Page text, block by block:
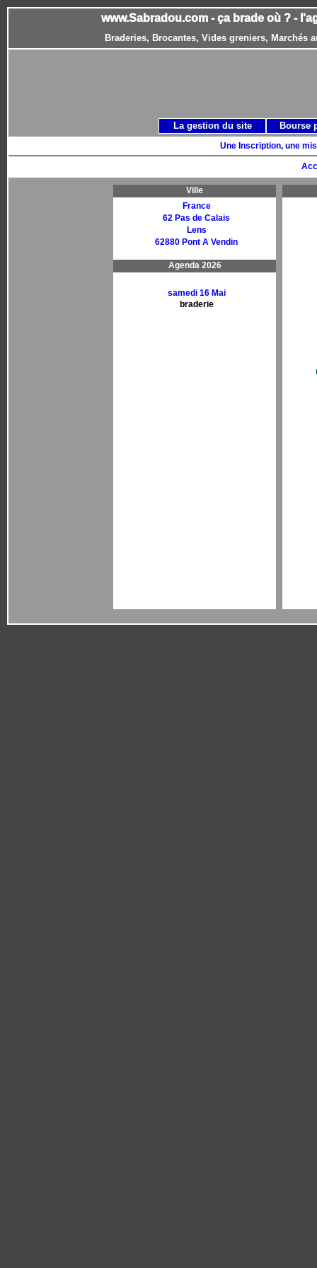
www.Sabradou.com - ça brade où ? -
Braderies, Brocantes, Vides greniers, Marchés
Une Inscription, une
Ville
France
62 Pas de Calais
Lens
62880 Pont A Vendin
Agenda 2026
samedi 16 Mai
braderie
La gestion du site Bourse